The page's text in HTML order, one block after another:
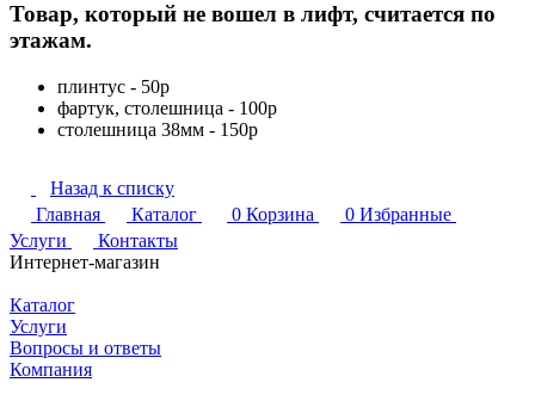
Товар, который не вошел в лифт, считается по
этажам.
плинтус - 50р
фартук, столешница - 100р
столешница 38мм - 150р
Назад к списку
Главная
Каталог 0 Корзина 0 Избранные
Услуги
Контакты
Интернет-магазин
Каталог
Услуги
Вопросы и ответы
Компания